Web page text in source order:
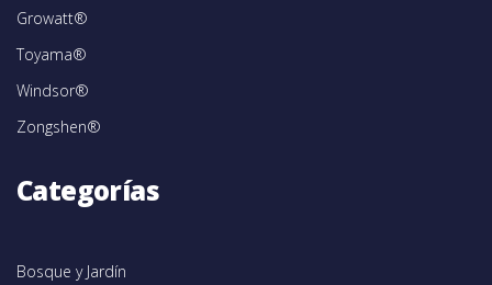
Growatt®
Toyama®
Windsor®
Zongshen®
Categorías
Bosque y Jardín